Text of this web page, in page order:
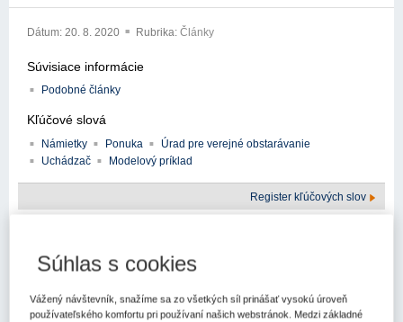
Dátum: 20. 8. 2020 Rubrika: Články
Súvisiace informácie
Podobné články
Kľúčové slová
Námietky Ponuka
Úrad pre verejné obstarávanie
Uchádzač
Modelový príklad
Register kľúčových slov
uchádzača podať námietky proti oznámeniu o vyhodnotení
ponúk alebo návrhov v kontraste s informačným deficitom
Úradu pre verejné obstarávanie.
Súhlas s cookies
Vážený návštevník, snažíme sa zo všetkých síl prinášať vysokú úroveň
používateľského komfortu pri používaní našich webstránok. Medzi základné